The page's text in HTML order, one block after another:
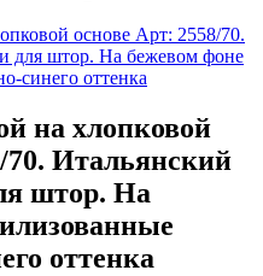
на хлопковой
70. Итальянский
штор. На
оттенка